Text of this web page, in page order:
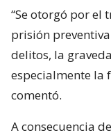
“Se otorgó por
prisión
delitos, la
especialmente la
comentó.
A consecuencia